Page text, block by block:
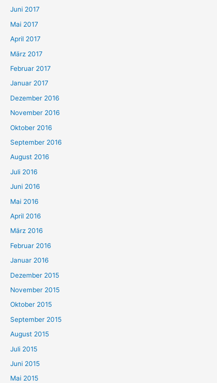
Juni 2017
Mai 2017
April 2017
März 2017
Februar 2017
Januar 2017
Dezember 2016
November 2016
Oktober 2016
September 2016
August 2016
Juli 2016
Juni 2016
Mai 2016
April 2016
März 2016
Februar 2016
Januar 2016
Dezember 2015
November 2015
Oktober 2015
September 2015
August 2015
Juli 2015
Juni 2015
Mai 2015